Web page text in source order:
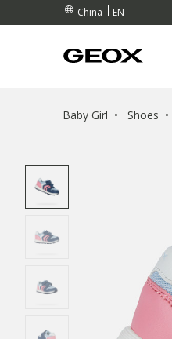
China EN
Baby Girl Shoes